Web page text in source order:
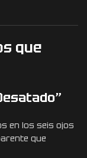
que
en los seis ojos
que